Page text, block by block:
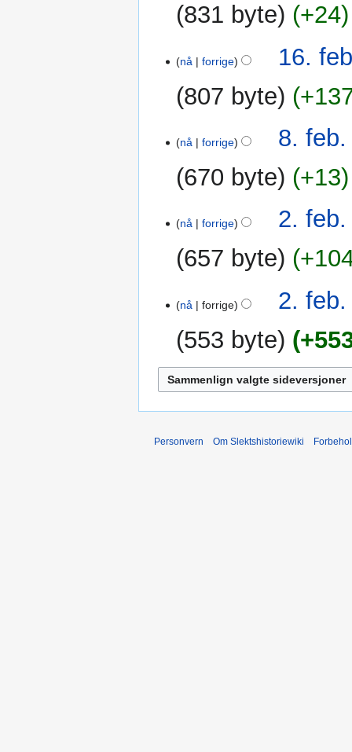
n
g
e
n
s
r
k
l
r
n
g
831 byte
+24
nå forrige
16.
807 byte
feb. nå forrige
8.
670 byte
+13
feb.
2014
nå forrige
2.
657 byte
nå forrige
2.
553 byte
Personvern Om Slektshistoriewiki